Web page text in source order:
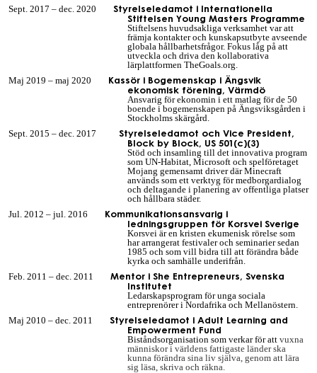
Sept. 2017 – dec. 2020 Styrelseledamot i Internationella
Stiftelsen Young Masters Programme
Stiftelsens huvudsakliga verksamhet var att
främja kontakter och kunskapsutbyte avseende
globala hållbarhetsfrågor. Fokus låg på att
utveckla och driva den kollaborativa
lärplattformen TheGoals.org.
Maj 2019 – maj 2020 Kassör i Bogemenskap i Ängsvik
ekonomisk förening, Värmdö
Ansvarig för ekonomin i ett matlag för de 50
boende i bogemenskapen på Ängsviksgården i
Stockholms skärgård
Sept. 2015 – dec. 2017
Styrelseledamot och Vice President,
Block by Block, US 501(c)(3)
Stöd och insamling till det innovativa program
som UN-Habitat, Microsoft och spelföretaget
Mojang gemensamt driver där Minecraft
används som ett verktyg för medborgardialog
och deltagande i planering av offentliga platser
och hållbara städer.
Jul 2012 – jul 2016 Kommunikationsansvarig i
ledningsgruppen för Korsvei Sverige
Korsvei är en kristen ekumenisk rörelse som
har arrangerat festivaler och seminarier sedan
1985 och som vill bidra till att förändra både
kyrka och samhälle underifrån.
Feb. 2011 – dec. 2011 Mentor i She Entrepreneurs, Svenska
Institutet
Ledarskapsprogram för unga sociala
entreprenörer i Nordafrika och Mellanöstern.
Maj 2010 – dec. 2011 Styrelseledamot i Adult Learning and
Empowerment Fund
Biståndsorganisation som verkar för att vuxna
människor i världens fattigaste länder ska
kunna förändra sina liv själva, genom att lära
sig läsa, skriva och räkna.